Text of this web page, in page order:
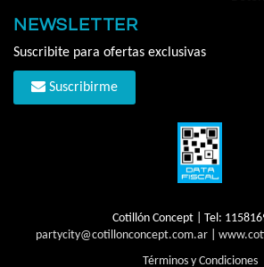
NEWSLETTER
Suscribite para ofertas exclusivas
Suscribirme
Cotillón Concept | Tel:
partycity@cotillonconcept.com.ar
Términos y Condiciones